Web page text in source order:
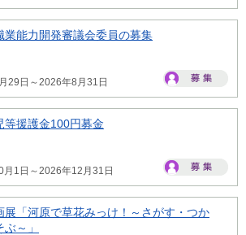
業能力開発審議会委員の募集
29日～2026年8月31日
等援護金100円募金
月1日～2026年12月31日
展「河原で草花みっけ！～さがす・つか
～」